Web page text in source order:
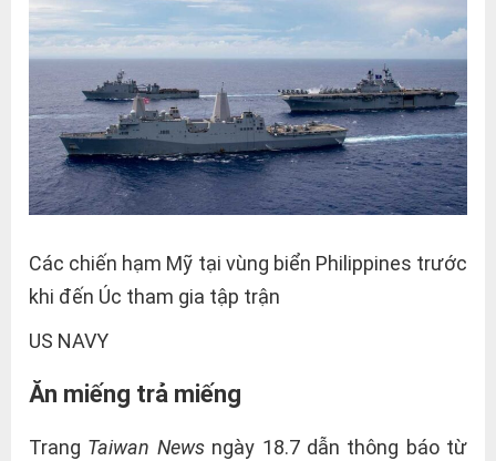
Các chiến hạm Mỹ tại vùng biển Philippines trước
khi đến Úc tham gia tập trận
US NAVY
Ăn miếng trả miếng
Trang Taiwan Newsngày 18.7 dẫn thông báo từ